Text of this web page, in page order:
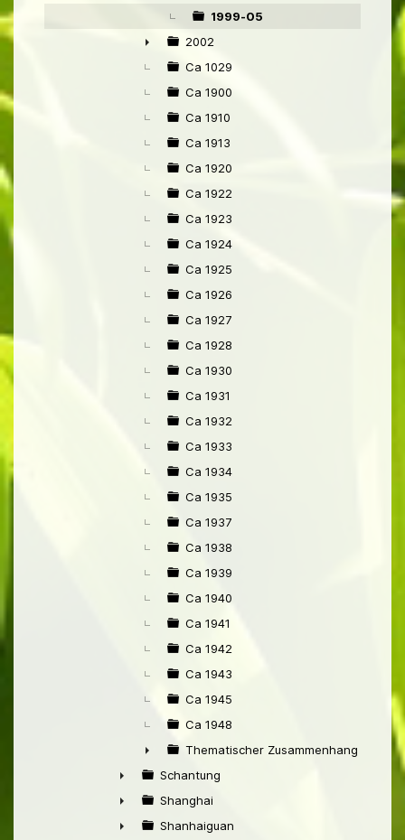
1999-05
►
2002
Ca 1029
Ca 1900
Ca 1910
Ca 1913
Ca 1920
Ca 1922
Ca 1923
Ca 1924
Ca 1925
Ca 1926
Ca 1927
Ca 1928
Ca 1930
Ca 1931
Ca 1932
Ca 1933
Ca 1934
Ca 1935
Ca 1937
Ca 1938
Ca 1939
Ca 1940
Ca 1941
Ca 1942
Ca 1943
Ca 1945
Ca 1948
►
Thematischer Zusammenhang mit
►
Schantung
►
Shanghai
Shanhaiguan